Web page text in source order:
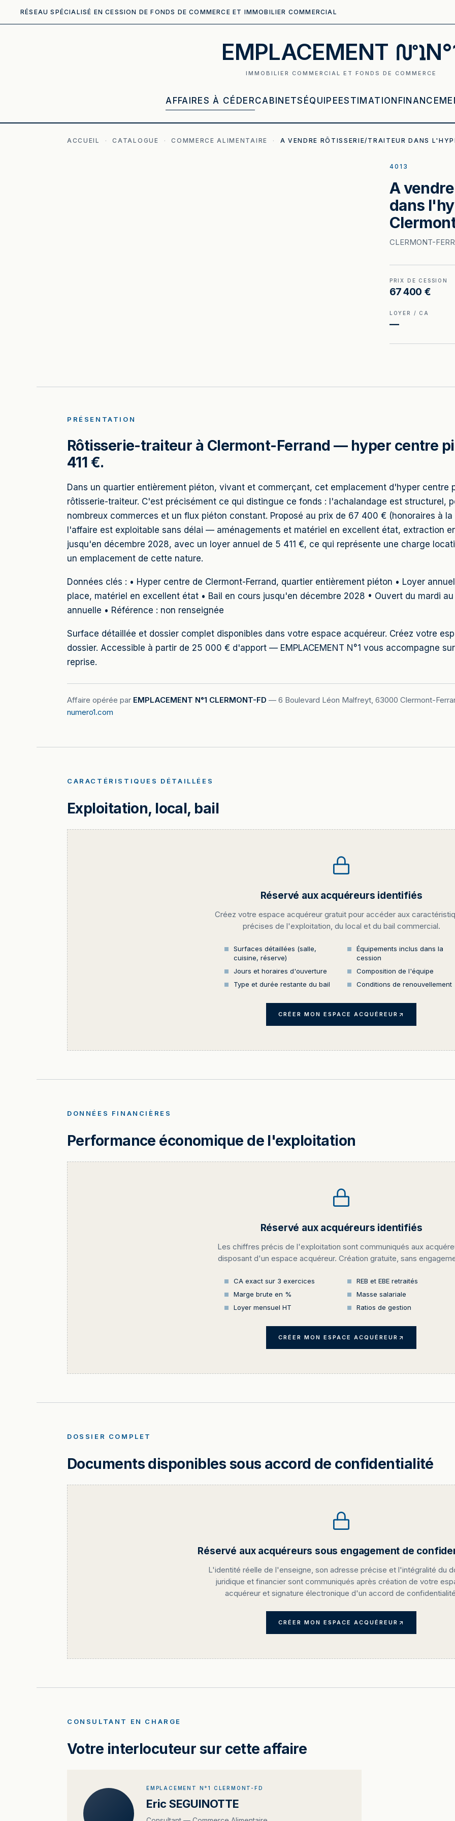
RÉSEAU SPÉCIALISÉ EN CESSION DE FONDS DE COMMERCE ET IMMOBILIER COMMERCIAL
EMPLACEMENT
IMMOBILIER COMMERCIAL ET FONDS DE COMMERCE
AFFAIRES À CÉDERCABINETS ÉQUIPE ESTIMATION
ACCUEIL · CATALOGUE · COMMERCE ALIMENTAIRE · A VENDRE RÔTISSERIE/TRAITEUR DANS
4013
A
dans
CLERMONT-
PRIX DE CESSION
67 400 €
LOYER / CA
—
PRÉSENTATION
Rôtisserie-traiteur à Clermont-Ferrand — hyper centre
411 €.
Dans un quartier entièrement piéton, vivant et commerçant, cet emplacement d'hyper centre
rôtisserie-traiteur. C'est précisément ce qui distingue ce fonds : l'achalandage est structurel,
nombreux commerces et un flux piéton constant. Proposé au prix de 67 400 € (honoraires à
l'affaire est exploitable sans délai — aménagements et matériel en excellent état, extraction
jusqu'en décembre 2028, avec un loyer annuel de 5 411 €, ce qui représente une charge
un emplacement de cette nature.
Données clés : • Hyper centre de Clermont-Ferrand, quartier entièrement piéton • Loyer
place, matériel en excellent état • Bail en cours jusqu'en décembre 2028 • Ouvert du mardi
annuelle • Référence : non renseignée
Surface détaillée et dossier complet disponibles dans votre espace acquéreur. Créez votre
dossier. Accessible à partir de 25 000 € d'apport — EMPLACEMENT N°1 vous accompagne
reprise.
Affaire opérée par EMPLACEMENT N°1 CLERMONT-FD — 6 Boulevard Léon Malfreyt, 63000 Clermont-
numero1.com
CARACTÉRISTIQUES DÉTAILLÉES
Exploitation, local, bail
Réservé aux acquéreurs identifiés
Créez votre espace acquéreur gratuit pour accéder aux
précises de l'exploitation, du local et du bail commercial.
Surfaces détaillées (salle,
cuisine, réserve)
Équipements inclus dans la
cession
Jours et horaires d'ouverture
Composition de l'équipe
Type et durée restante du bail
Conditions de renouvellement
CRÉER MON ESPACE ACQUÉREUR
DONNÉES FINANCIÈRES
Performance économique de l'exploitation
Réservé aux acquéreurs identifiés
Les chiffres précis de l'exploitation sont communiqués aux
disposant d'un espace acquéreur. Création gratuite, sans
CA exact sur 3 exercices
REB et EBE retraités
Marge brute en %
Masse salariale
Loyer mensuel HT
Ratios de gestion
CRÉER MON ESPACE ACQUÉREUR
DOSSIER COMPLET
Documents disponibles sous accord de confidentialité
Réservé aux acquéreurs sous engagement de
L'identité réelle de l'enseigne, son adresse précise et l'intégralité du
juridique et financier sont communiqués après création de votre
acquéreur et signature électronique d'un accord de
CRÉER MON ESPACE ACQUÉREUR
CONSULTANT EN CHARGE
Votre interlocuteur sur cette affaire
EMPLACEMENT N°1 CLERMONT-FD
Eric SEGUINOTTE